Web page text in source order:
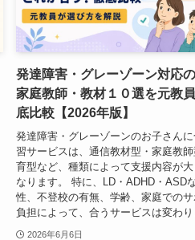
発達障害・グレーゾーン対応の
家庭教師・教材１０選を元教
底比較【2026年版】
発達障害・グレーゾーンのお子さん
習サービスは、通信教材型・家庭教
育型など、種類によって支援内容が
なります。 特に、LD・ADHD・ASD
性、不登校の有無、学齢、家庭でのサ
負担によって、合うサービスは変わり
2026年6月6日